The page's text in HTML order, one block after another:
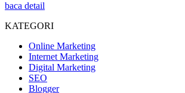
baca detail
KATEGORI
Online Marketing
Internet Marketing
Digital Marketing
SEO
Blogger